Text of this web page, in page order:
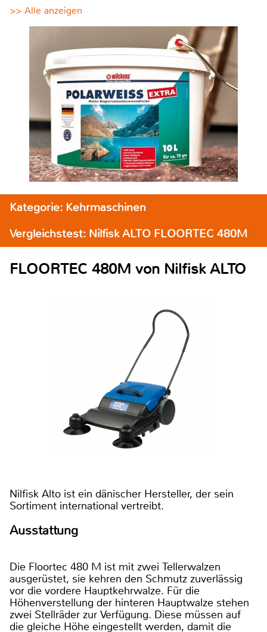
>> Alle anzeigen
Kategorie: Kehrmaschinen
Vergleichstest: Nilfisk ALTO FLOORTEC 480M
FLOORTEC 480M von Nilfisk ALTO
Nilfisk Alto ist ein dänischer Hersteller, der sein
Sortiment international vertreibt.
Ausstattung
Die Floortec 480 M ist mit zwei Tellerwalzen
ausgerüstet, sie kehren den Schmutz zuverlässig
vor die vordere Hauptkehrwalze. Für die
Höhenverstellung der hinteren Hauptwalze stehen
zwei Stellräder zur Verfügung. Diese müssen auf
die gleiche Höhe eingestellt werden, damit die